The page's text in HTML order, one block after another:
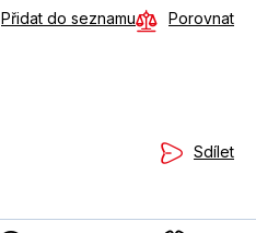
Přidat do seznamu Porovnat
Sdílet